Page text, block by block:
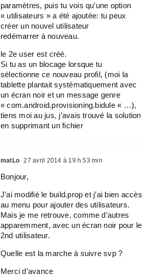
paramètres, puis tu vois qu’une option
« utilisateurs » a été ajoutée: tu peux
créer un nouvel utilisateur
redémarrer à nouveau.
le 2e user est créé.
Si tu as un blocage lorsque tu
sélectionne ce nouveau profil, (moi la
tablette plantait systématiquement avec
un écran noir et un message genre
« com.android.provisioning.bidule « …),
tiens moi au jus, j’avais trouvé la solution
en supprimant un fichier
matLo 27 avril 2014 à 19 h 53 min
Bonjour,
J’ai modifié le build.prop et j’ai bien accès
au menu pour ajouter des utilisateurs.
Mais je me retrouve, comme d’autres
apparemment, avec un écran noir pour le
2nd utilisateur.
Quelle est la marche à suivre svp ?
Merci d’avance